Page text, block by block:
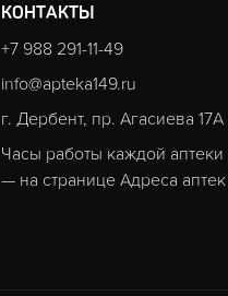
КОНТАКТЫ
+7 988 291-11-49
info@apteka149.ru
г. Дербент, пр. Агасиева 17А
Часы работы каждой аптеки
— на странице Адреса аптек